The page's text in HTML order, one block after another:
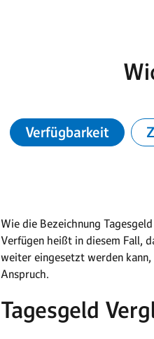
Verfügbarkeit
Wie die Bezeichnung
Verfügen heißt in diesem Fall,
weiter eingesetzt werden
Anspruch.
Tagesgeld